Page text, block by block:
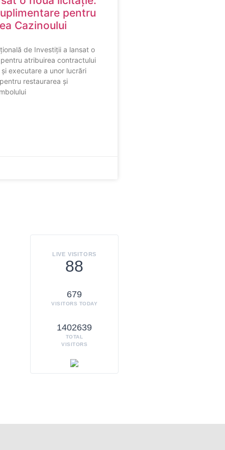
pentru
Cazinoului
de Investiții a lansat o
atribuirea contractului
executare a unor lucrări
restaurarea și
LIVE VISITORS
88
679
VISITORS TODAY
1402639
TOTAL
VISITORS